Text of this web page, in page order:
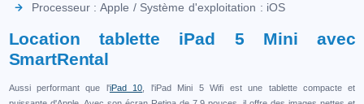
Processeur : Apple / Système d'exploitation : iOS
Location tablette iPad 5 Mini avec
SmartRental
Aussi performant que l'iPad 10 , l'iPad Mini 5 Wifi est une tablette compacte et